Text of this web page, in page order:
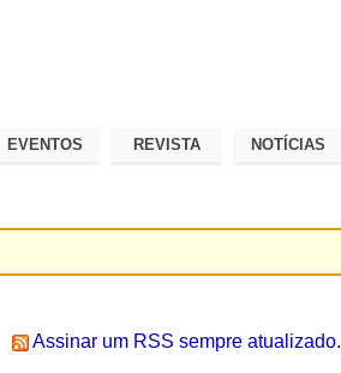
EVENTOS REVISTA NOTÍCIAS
Assinar um RSS sempre atualizado.